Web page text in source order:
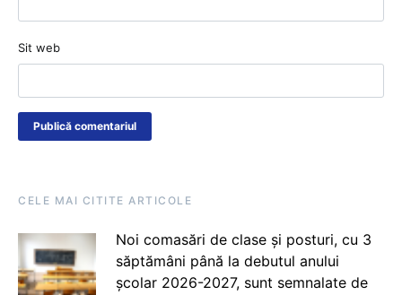
Sit web
CELE MAI CITITE ARTICOLE
Noi comasări de clase și posturi, cu 3
săptămâni până la debutul anului
școlar 2026-2027, sunt semnalate de